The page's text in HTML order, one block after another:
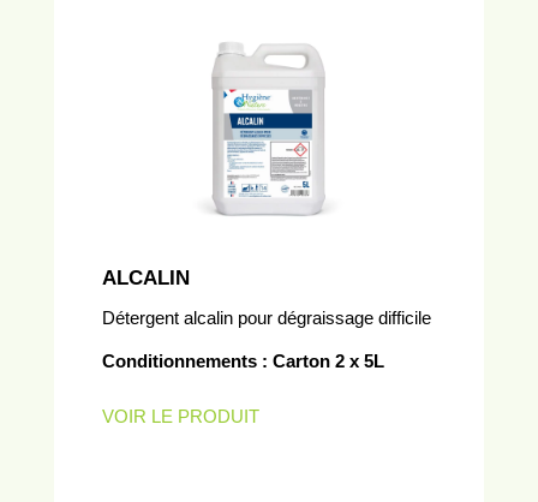
ALCALIN
Détergent alcalin pour dégraissage difficile
Conditionnements : Carton 2 x 5L
VOIR LE PRODUIT